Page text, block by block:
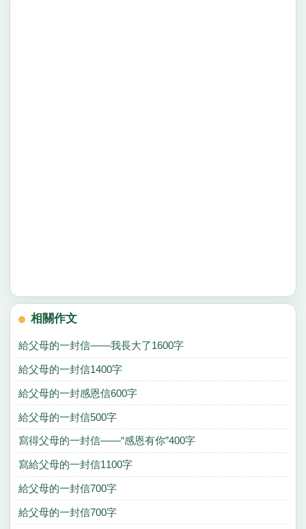
相關作文
給父母的一封信——我長大了1600字
給父母的一封信1400字
給父母的一封感恩信600字
給父母的一封信500字
寫得父母的一封信——“感恩有你”400字
寫給父母的一封信1100字
給父母的一封信700字
給父母的一封信700字